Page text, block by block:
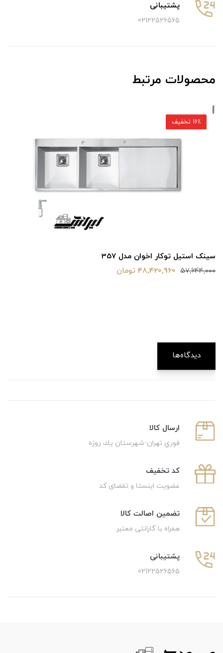
پشتیبانی
02122526565
محصولات مرتبط
سینک استیل توکار اخوان مدل 357
57,644,000 48,420,960 تومان
16٪ تخفیف
دیدگاه‌ها
ارسال كالا
فوري تهران-شهرستان يك روزه
كد تخفيف
عضویت اینستا و تقضای کد
تضمین اصالت کالا
همراه با گارانتی معتبر
پشتیبانی
02122526565